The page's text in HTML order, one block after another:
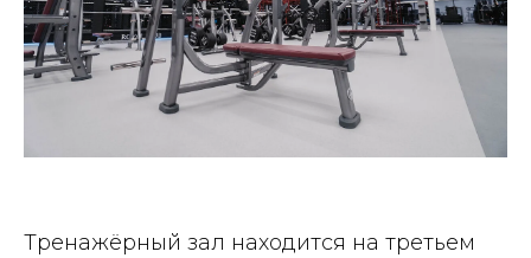
Тренажёрный зал находится на третьем